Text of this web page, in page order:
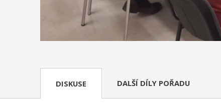
DISKUSE DALŠÍ DÍLY POŘADU